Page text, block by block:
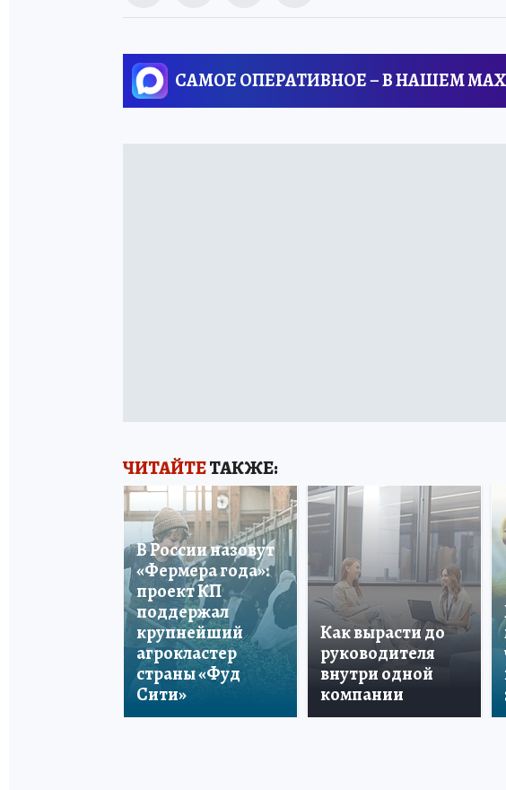
САМОЕ ОПЕРАТИВНОЕ – В НАШЕМ
ЧИТАЙТЕТАКЖЕ:
В России назовут
«Фермера года»:
проект КП
поддержал
крупнейший
агрокластер
страны «Фуд
Сити»
Как вырасти до
руководителя
внутри одной
компании